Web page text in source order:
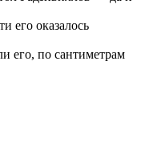
его оказалось
его, по сантиметрам